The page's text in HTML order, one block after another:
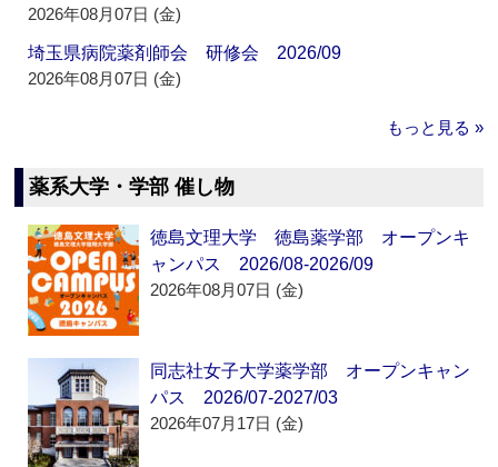
2026年08月07日 (金)
埼玉県病院薬剤師会 研修会 2026/09
2026年08月07日 (金)
もっと見る »
薬系大学・学部 催し物
徳島文理大学 徳島薬学部 オープンキ
ャンパス 2026/08-2026/09
2026年08月07日 (金)
同志社女子大学薬学部 オープンキャン
パス 2026/07-2027/03
2026年07月17日 (金)